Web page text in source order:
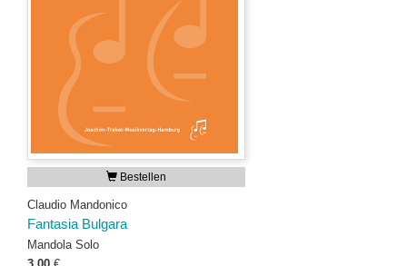
Bestellen
Claudio Mandonico
Fantasia Bulgara
Mandola Solo